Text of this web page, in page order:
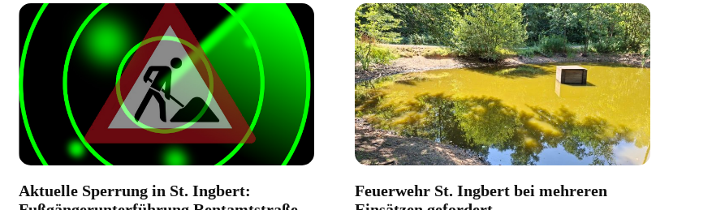
Aktuelle Sperrung in St. Ingbert:
Feuerwehr St. Ingbert bei mehreren